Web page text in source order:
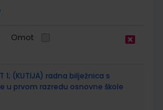
Omot
1; (KUTIJA) radna bilježnica s
u prvom razredu osnovne škole